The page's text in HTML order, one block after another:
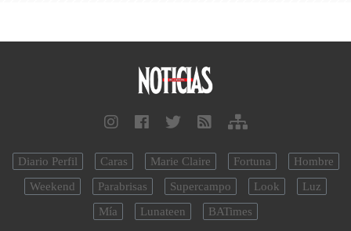
Diario Perfil Caras Marie Claire Fortuna
Hombre
Weekend
Parabrisas Supercampo Look
Luz
Mía
Lunateen BATimes